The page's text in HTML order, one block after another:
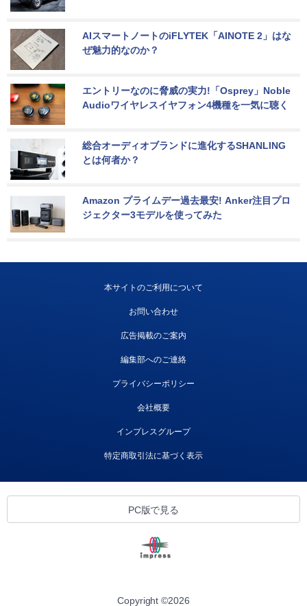
AIスマートノートのiFLYTEK「AINOTE 2」はな
ぜ魅力的なのか？
エントリーなのに脅威の実力!「Osprey」Noble
Audioワイヤレスイヤフォン4機種を一気に聴く
総合オーディオブランドに進化するSHANLING
とは何者か？
Amazon プライムデー過去最安! Anker注目プロ
ジェクター3モデルを使ってみた
本サイトのご利用について
お問い合わせ
広告掲載のご案内
編集部へのご連絡
プライバシーポリシー
会社概要
インプレスグループ
特定商取引法に基づく表示
PC版で見る
Copyright ©2026